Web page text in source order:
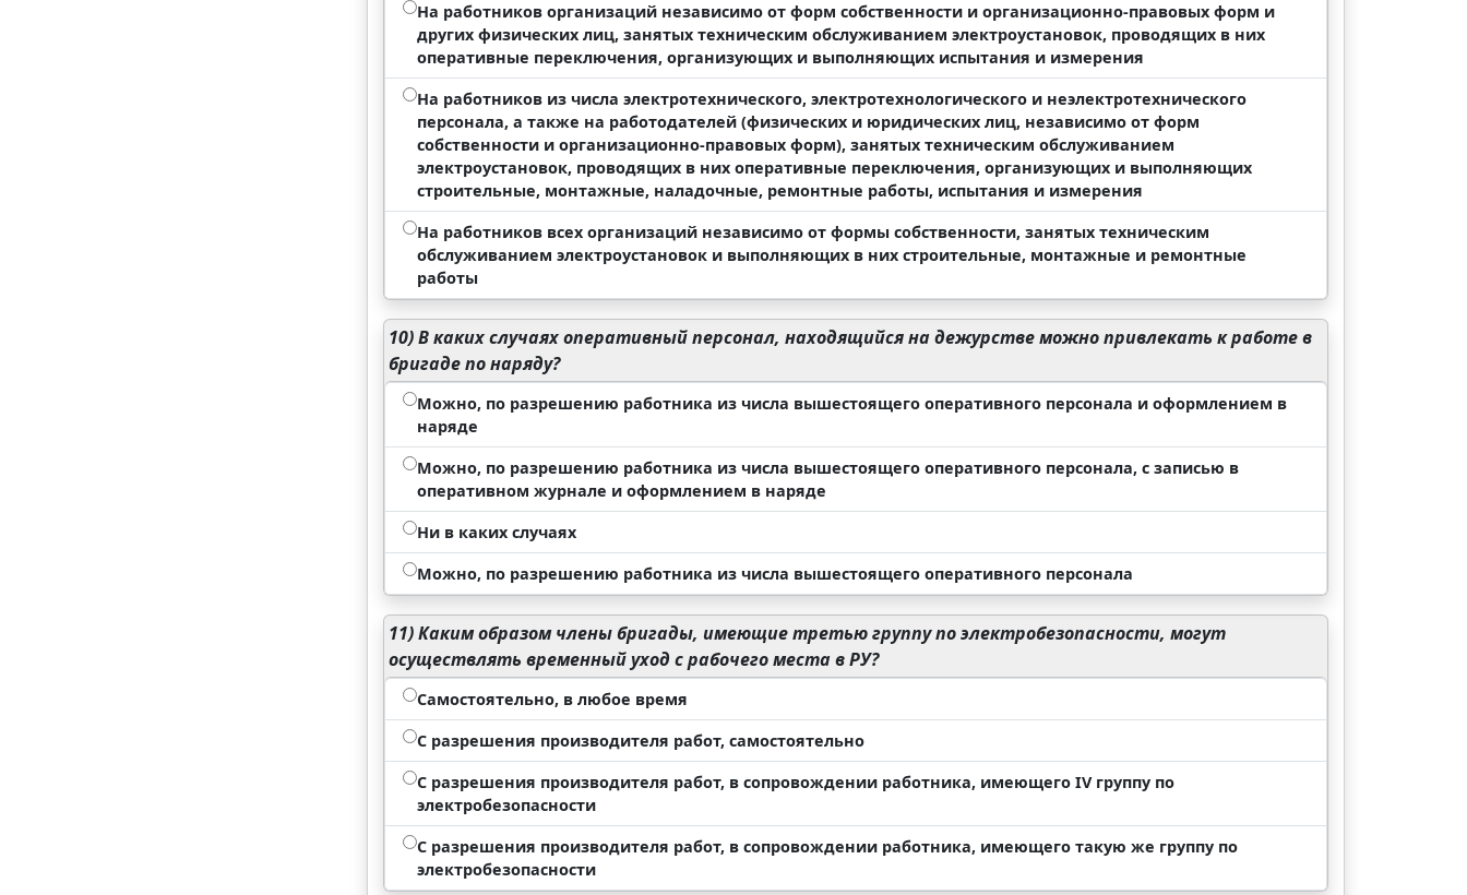
На работников организаций независимо от форм собственности и организационно-правовых форм и
других физических лиц, занятых техническим обслуживанием электроустановок, проводящих в них
оперативные переключения, организующих и выполняющих испытания и измерения
На работников из числа электротехнического, электротехнологического и неэлектротехнического
персонала, а также на работодателей (физических и юридических лиц, независимо от форм
собственности и организационно-правовых форм), занятых техническим обслуживанием
электроустановок, проводящих в них оперативные переключения, организующих и выполняющих
строительные, монтажные, наладочные, ремонтные работы, испытания и измерения
На работников всех организаций независимо от формы собственности, занятых техническим
обслуживанием электроустановок и выполняющих в них строительные, монтажные и ремонтные
работы
10)В каких случаях оперативный персонал, находящийся на дежурстве можно привлекать к работе в
бригаде по наряду?
Можно, по разрешению работника из числа вышестоящего оперативного персонала и оформлением в
наряде
Можно, по разрешению работника из числа вышестоящего оперативного персонала, с записью в
оперативном журнале и оформлением в наряде
Ни в каких случаях
Можно, по разрешению работника из числа вышестоящего оперативного персонала
11)Каким образом члены бригады, имеющие третью группу по электробезопасности, могут
осуществлять временный уход с рабочего места в РУ?
Самостоятельно, в любое время
С разрешения производителя работ, самостоятельно
С разрешения производителя работ, в сопровождении работника, имеющего IV группу по
электробезопасности
С разрешения производителя работ, в сопровождении работника, имеющего такую же группу по
электробезопасности